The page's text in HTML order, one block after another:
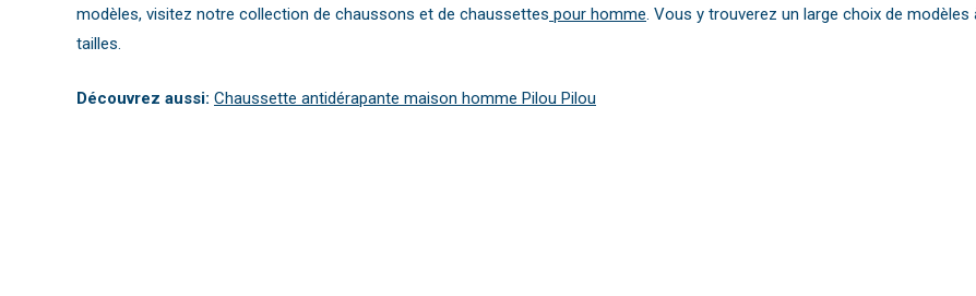
modèles, visitez notre collection de chaussons et de chaussettes pour homme. Vous y trouverez un large choix de
tailles.
Découvrez aussi: Chaussette antidérapante maison homme Pilou Pilou